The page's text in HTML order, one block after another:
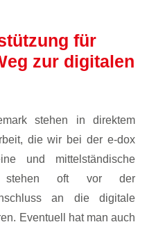
für
zur digitalen
stehen in direktem
die wir bei der e-dox
und mittelständische
stehen oft vor der
an die digitale
Eventuell hat man auch